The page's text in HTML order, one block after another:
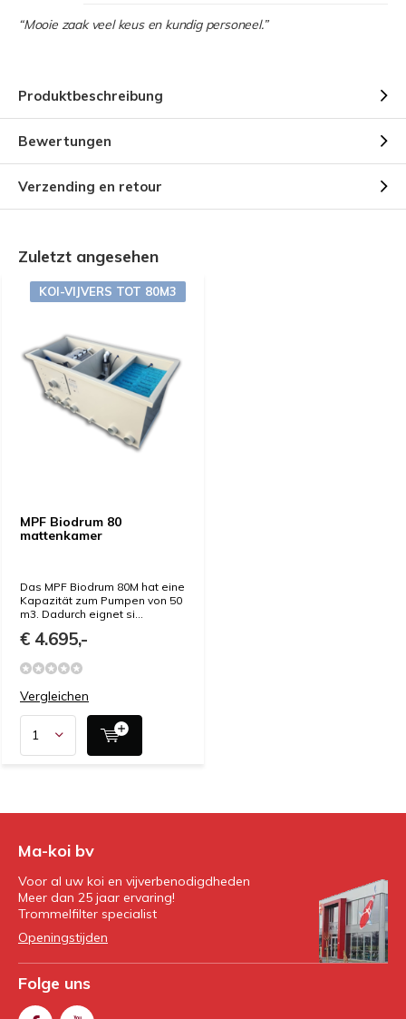
“Mooie zaak veel keus en kundig personeel.”
Produktbeschreibung
Bewertungen
Verzending en retour
Zuletzt angesehen
MPF Biodrum 80
mattenkamer
KOI-VIJVERS TOT 80M3
Das MPF Biodrum 80M hat eine
Kapazität zum Pumpen von 50
m3. Dadurch eignet si...
€ 4.695,-
Vergleichen
Ma-koi bv
Voor al uw koi en vijverbenodigdheden
Meer dan 25 jaar ervaring!
Trommelfilter specialist
Openingstijden
Folge uns